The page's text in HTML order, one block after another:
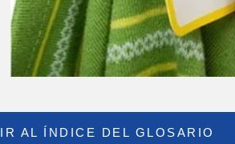
IR AL ÍNDICE DEL GLOSARIO